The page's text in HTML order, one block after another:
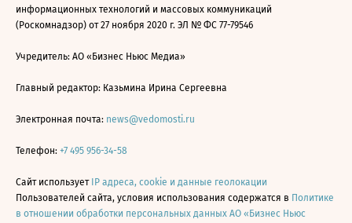
информационных технологий и массовых коммуникаций
(Роскомнадзор) от 27 ноября 2020 г. ЭЛ № ФС 77-79546
Учредитель: АО «Бизнес Ньюс Медиа»
Главный редактор: Казьмина Ирина Сергеевна
Электронная почта: news@vedomosti.ru
Телефон: +7 495 956-34-58
Сайт использует IP адреса, cookie и данные геолокации
Пользователей сайта, условия использования содержатся в Политике
в отношении обработки персональных данных АО «Бизнес Ньюс